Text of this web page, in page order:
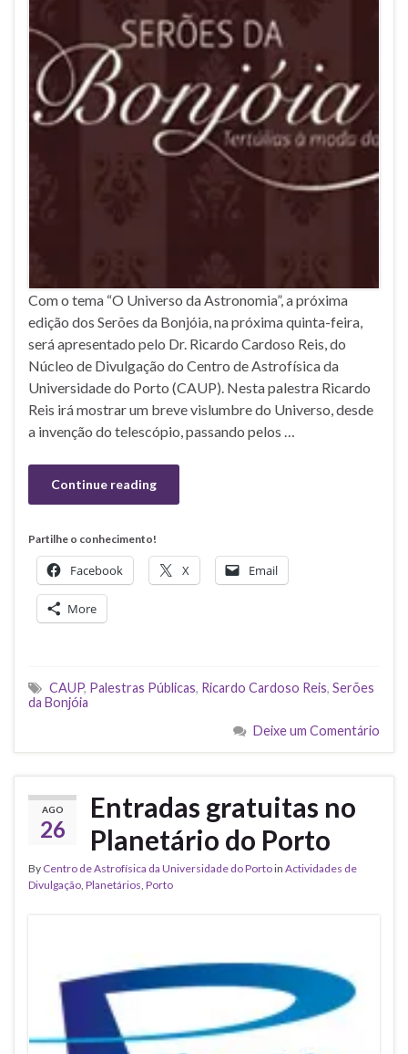
Com o tema “O Universo da Astronomia”, a próxima
edição dos Serões da Bonjóia, na próxima quinta-feira,
será apresentado pelo Dr. Ricardo Cardoso Reis, do
Núcleo de Divulgação do Centro de Astrofísica da
Universidade do Porto (CAUP). Nesta palestra Ricardo
Reis irá mostrar um breve vislumbre do Universo, desde
a invenção do telescópio, passando pelos …
Continue reading
Partilhe o conhecimento!
Facebook X Email
More
CAUP, Palestras Públicas, Ricardo Cardoso Reis, Serões
da Bonjóia
Deixe um Comentário
AGO
26
Entradas gratuitas no
Planetário do Porto
By Centro de Astrofísica da Universidade do Portoin Actividades de
Divulgação, Planetários, Porto